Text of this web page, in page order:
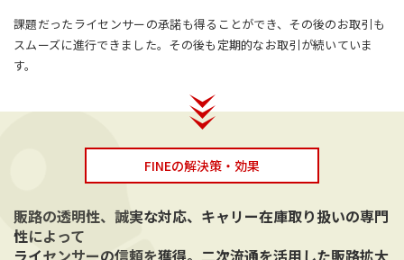
課題だったライセンサーの承諾も得ることができ、その後のお取引も
スムーズに進行できました。その後も定期的なお取引が続いていま
す。
FINEの解決策・効果
販路の透明性、誠実な対応、キャリー在庫取り扱いの専門
性によって
ライセンサーの信頼を獲得。二次流通を活用した販路拡大